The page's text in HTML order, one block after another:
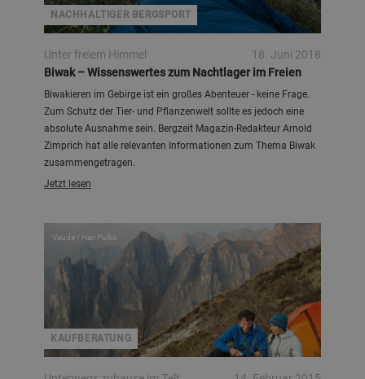
NACHHALTIGER BERGSPORT
Unter freiem Himmel
18. Juni 2018
Biwak – Wissenswertes zum Nachtlager im Freien
Biwakieren im Gebirge ist ein großes Abenteuer - keine Frage.
Zum Schutz der Tier- und Pflanzenwelt sollte es jedoch eine
absolute Ausnahme sein. Bergzeit Magazin-Redakteur Arnold
Zimprich hat alle relevanten Informationen zum Thema Biwak
zusammengetragen.
Jetzt lesen
KAUFBERATUNG
Vaude / Hari Pulko